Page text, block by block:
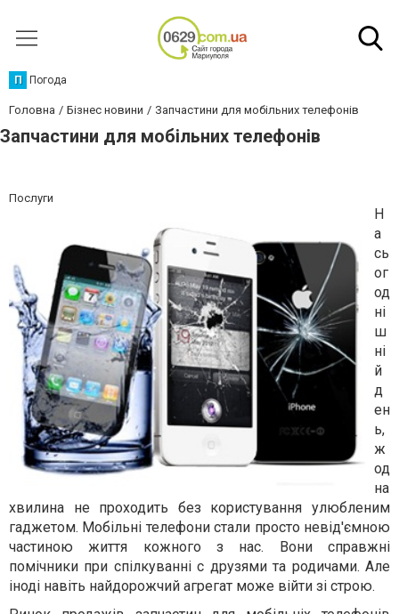
П Погода
Головна Бізнес новини Запчастини для мобільних телефонів
Запчастини для мобільних телефонів
Послуги
Н
а
сь
ог
од
ні
ш
ні
й
д
ен
ь,
ж
од
на
хвилина не проходить без користування улюбленим
гаджетом. Мобільні телефони стали просто невід'ємною
частиною життя кожного з нас. Вони справжні
помічники при спілкуванні с друзями та родичами. Але
іноді навіть найдорожчий агрегат може війти зі строю.